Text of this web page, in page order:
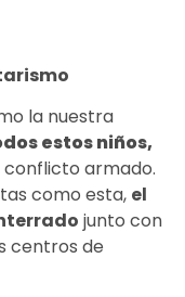
la nuestra
estos niños,
conflicto armado.
como esta, el
junto con
centros de